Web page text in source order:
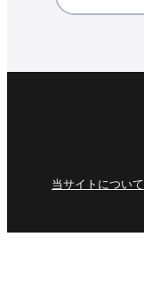
当サイトについて